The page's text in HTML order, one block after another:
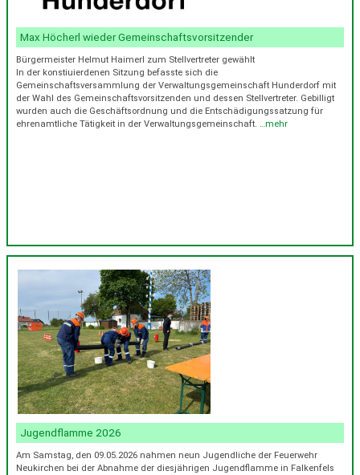
Max Höcherl wieder Gemeinschaftsvorsitzender
Bürgermeister Helmut Haimerl zum Stellvertreter gewählt
In der konstiuierdenen Sitzung befasste sich die
Gemeinschaftsversammlung der Verwaltungsgemeinschaft Hunderdorf mit
der Wahl des Gemeinschaftsvorsitzenden und dessen Stellvertreter. Gebilligt
wurden auch die Geschäftsordnung und die Entschädigungssatzung für
ehrenamtliche Tätigkeit in der Verwaltungsgemeinschaft. …mehr
Jugendflamme 2026
Am Samstag, den 09.05.2026 nahmen neun Jugendliche der Feuerwehr
Neukirchen bei der Abnahme der diesjährigen Jugendflamme in Falkenfels